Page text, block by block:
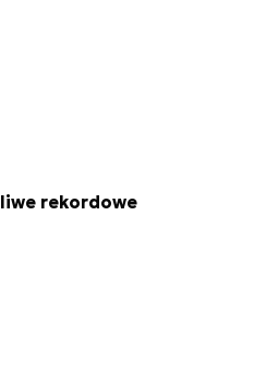
rekordowe